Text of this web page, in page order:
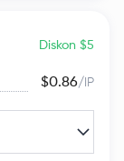
Diskon $5
$0.86/IP